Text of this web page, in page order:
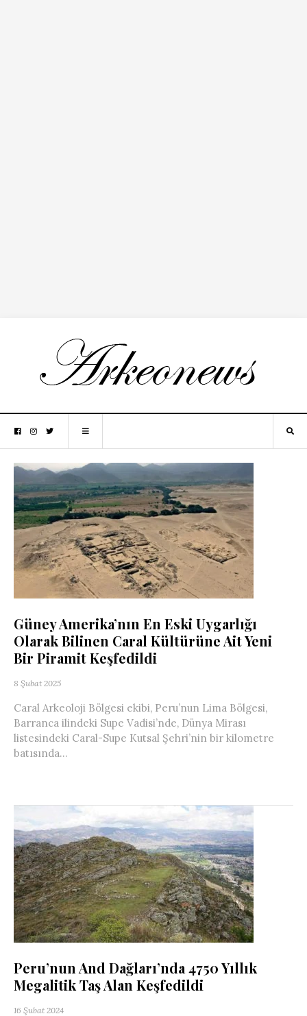
Güney Amerika’nın En Eski Uygarlığı
Olarak Bilinen Caral Kültürüne Ait Yeni
Bir Piramit Keşfedildi
8 Şubat 2025
Caral Arkeoloji Bölgesi ekibi, Peru’nun Lima Bölgesi,
Barranca ilindeki Supe Vadisi’nde, Dünya Mirası
listesindeki Caral-Supe Kutsal Şehri’nin bir kilometre
batısında...
Peru’nun And Dağları’nda 4750 Yıllık
Megalitik Taş Alan Keşfedildi
16 Şubat 2024